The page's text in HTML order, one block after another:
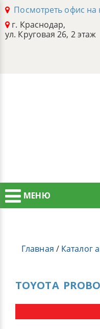
Посмотреть офис на
г. Краснодар,
ул. Круговая 26, 2 этаж
МЕНЮ
Главная / Каталог
TOYOTA